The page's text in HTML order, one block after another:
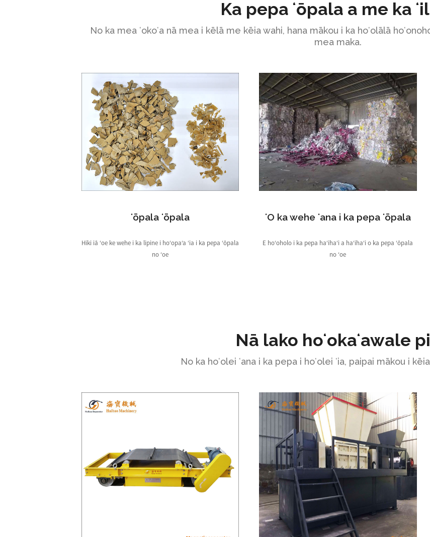
Ka pepa ʻōpala a me ka
No ka mea ʻokoʻa nā mea i kēlā me kēia wahi, hana mākou i ka hoʻolālā
mea maka.
ʻōpala ʻōpala
Hiki iā ʻoe ke wehe i ka lipine i hoʻopaʻa ʻia i ka pepa ʻōpala
no ʻoe
ʻO ka wehe ʻana i ka pepa ʻōpala
E hoʻoholo i ka pepa haʻihaʻi a haʻihaʻi o ka pepa ʻōpala
no ʻoe
Nā lako hoʻokaʻawale
No ka hoʻolei ʻana i ka pepa i hoʻolei ʻia, paipai mākou i